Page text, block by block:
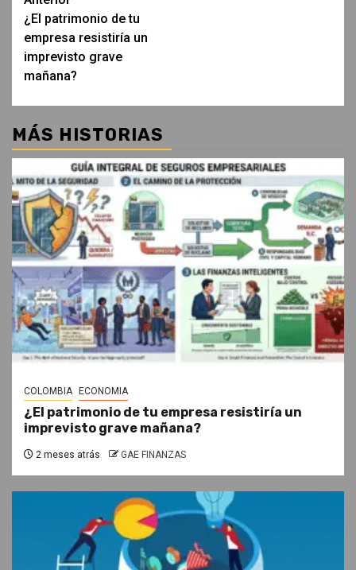
navigation
¿El patrimonio de tu
empresa resistiría un
imprevisto grave
mañana?
MÁS HISTORIAS
COLOMBIA ECONOMIA
¿El patrimonio de tu empresa resistiría un
imprevisto grave mañana?
2 meses atrás GAE FINANZAS